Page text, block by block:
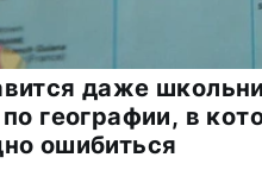
даже
географии, в
ошибиться